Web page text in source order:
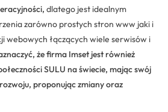
dlatego jest idealnym
zarówno prostych stron www jaki i
webowych łączących wiele serwisów i
że firma Imset jest również
SULU na świecie, mając swój
proponując zmiany oraz